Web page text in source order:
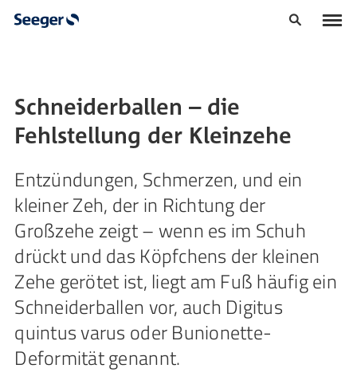
Schneiderballen – die
Fehlstellung der Kleinzehe
Entzündungen, Schmerzen, und ein
kleiner Zeh, der in Richtung der
Großzehe zeigt – wenn es im Schuh
drückt und das Köpfchens der kleinen
Zehe gerötet ist, liegt am Fuß häufig ein
Schneiderballen vor, auch Digitus
quintus varus oder Bunionette-
Deformität genannt.